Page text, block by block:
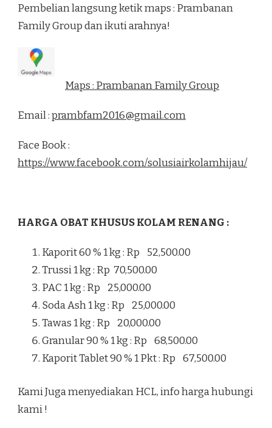
Pembelian langsung ketik maps : Prambanan
Family Group dan ikuti arahnya!
Maps : Prambanan Family Group
Email :prambfam2016@gmail.com
Face Book :
https://www.facebook.com/solusiairkolamhijau/
HARGA OBAT KHUSUS KOLAM RENANG :
Kaporit 60 % 1 kg : Rp 52,500.00
Trussi 1 kg : Rp 70,500.00
PAC 1 kg : Rp 25,000.00
Soda Ash 1 kg : Rp 25,000.00
Tawas 1 kg : Rp 20,000.00
Granular 90 % 1 kg : Rp 68,500.00
Kaporit Tablet 90 % 1 Pkt : Rp 67,500.00
Kami Juga menyediakan HCL, info harga hubungi
kami !